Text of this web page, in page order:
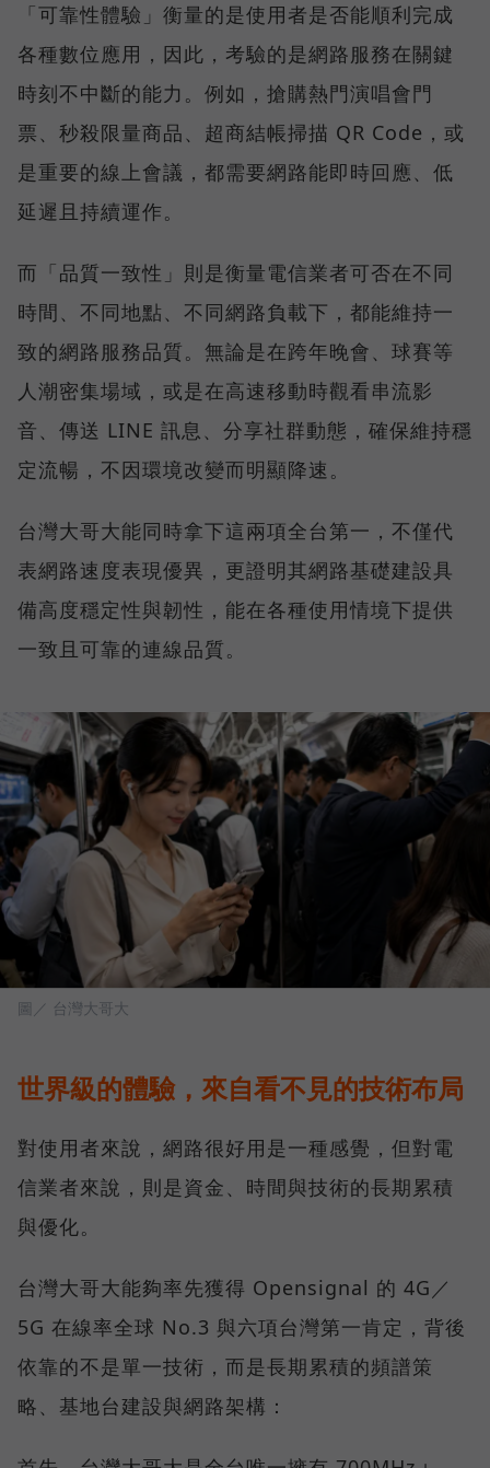
「可靠性體驗」衡量的是使用者是否能順利完成
各種數位應用，因此，考驗的是網路服務在關鍵
時刻不中斷的能力。例如，搶購熱門演唱會門
票、秒殺限量商品、超商結帳掃描 QR Code，或
是重要的線上會議，都需要網路能即時回應、低
延遲且持續運作。
而「品質一致性」則是衡量電信業者可否在不同
時間、不同地點、不同網路負載下，都能維持一
致的網路服務品質。無論是在跨年晚會、球賽等
人潮密集場域，或是在高速移動時觀看串流影
音、傳送 LINE 訊息、分享社群動態，確保維持穩
定流暢，不因環境改變而明顯降速。
台灣大哥大能同時拿下這兩項全台第一，不僅代
表網路速度表現優異，更證明其網路基礎建設具
備高度穩定性與韌性，能在各種使用情境下提供
一致且可靠的連線品質。
圖／ 台灣大哥大
世界級的體驗，來自看不見的技術布局
對使用者來說，網路很好用是一種感覺，但對電
信業者來說，則是資金、時間與技術的長期累積
與優化。
台灣大哥大能夠率先獲得 Opensignal 的 4G／
5G 在線率全球 No.3 與六項台灣第一肯定，背後
依靠的不是單一技術，而是長期累積的頻譜策
略、基地台建設與網路架構：